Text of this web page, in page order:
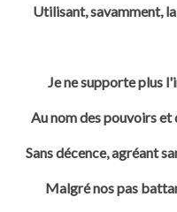
Utilisant, savamment,
Je ne supporte plus
Au nom des pouvoirs et
Sans décence, agréant
Malgré nos pas